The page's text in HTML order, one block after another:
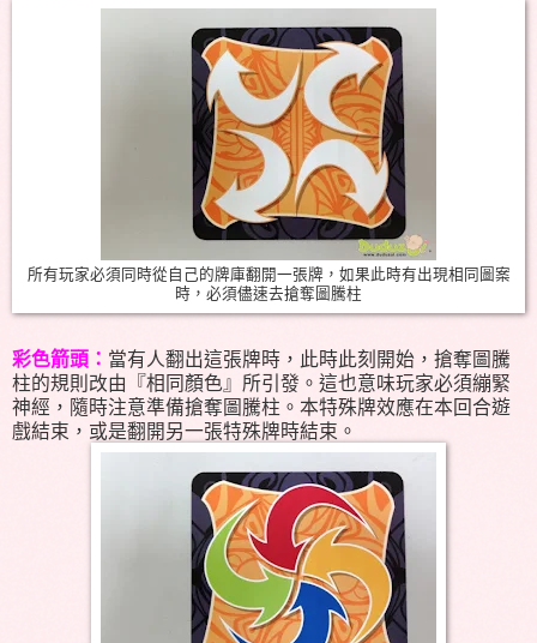
所有玩家必須同時從自己的牌庫翻開一張牌，如果此時有出現相同圖案
時，必須儘速去搶奪圖騰柱
彩色箭頭： 當有人翻出這張牌時，此時此刻開始，搶奪圖騰
柱的規則改由『相同顏色』所引發。這也意味玩家必須繃緊
神經，隨時注意準備搶奪圖騰柱。本特殊牌效應在本回合遊
戲結束，或是翻開另一張特殊牌時結束。